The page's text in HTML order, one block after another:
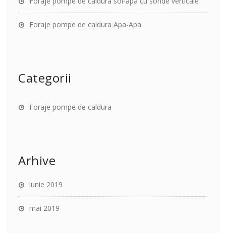
Foraje pompe de caldura Apa-Apa
Categorii
Foraje pompe de caldura
Arhive
iunie 2019
mai 2019